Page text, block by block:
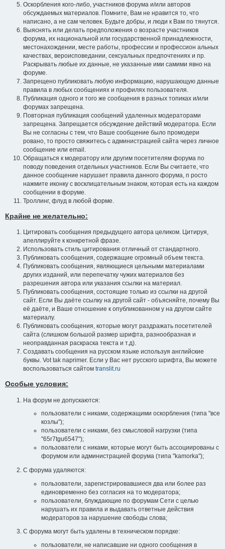
Оскорбления кого-либо, участников форума и/или авторов
обсуждаемых материалов. Помните, Вам не нравится то, что
написано, а не сам человек. Будьте добры, и люди к Вам по тянутся.
Выяснять или делать предположения о возрасте участников
форума, их национальной или государственной принадлежности,
местонахождении, месте работы, профессии и профессион альных
качествах, вероисповедании, сексуальных предпочтениях и пр.
Раскрывать любые их данные, не указанные ими самими явно на
форуме.
Запрещено публиковать любую информацию, нарушающую данные
правила в любых сообщениях и профилях пользователя.
Публикация одного и того же сообщения в разных топиках и/или
форумах запрещена.
Повторная публикация сообщений удаленных модераторами
запрещена. Запрещается обсуждение действий модератора. Если
Вы не согласны с тем, что Ваше сообщение было промодери
ровано, то просто свяжитесь с администрацией сайта через личное
сообщение или email.
Обращаться к модератору или другим посетителям форума по
поводу поведения отдельных участников. Если Вы считаете, что
данное сообщение нарушает правила данного форума, п росто
нажмите иконку с восклицательным знаком, которая есть на каждом
сообщении в форуме.
Троллинг, флуд в любой форме.
Крайне не желательно:
Цитировать сообщения предыдущего автора целиком. Цитируя,
апеллируйте к конкретной фразе.
Использовать стиль цитирования отличный от стандартного.
Публиковать сообщения, содержащие огромный объем текста.
Публиковать сообщения, являющиеся цельными материалами
других изданий, или перепечатку чужих материалов без
разрешения автора или указания ссылки на материал.
Публиковать сообщения, состоящие только из ссылки на другой
сайт. Если Вы даёте ссылку на другой сайт - объясняйте, почему Вы
её даёте, и Ваше отношение к опубликованном у на другом сайте
материалу.
Публиковать сообщения, которые могут раздражать посетителей
сайта (слишком большой размер шрифта, разнообразная и
неоправданная раскраска текста и т.д).
Создавать сообщения на русском языке используя английские
буквы. Vot tak naprimer. Если у Вас нет русского шрифта, Вы можете
воспользоваться сайтом translit.ru
Особые условия:
На форум не допускаются:
пользователи с никами, содержащими оскорбления (типа "все
козлы");
пользователи с никами, без смысловой нагрузки (типа
"65r7tgu6547");
пользователи с никами, которые могут быть ассоциированы с
форумом или администрацией форума (типа "kamorka");
С форума удаляются:
пользователи, зарегистрировавшиеся два или более раз
единовременно без согласия на то модератора;
пользователи, блуждающие по форумам Сети с целью
нарушать их правила и выдавать ответные действия
модераторов за нарушение свободы слова;
С форума могут быть удалены в техническом порядке:
пользователи, не написавшие ни одного сообщения в